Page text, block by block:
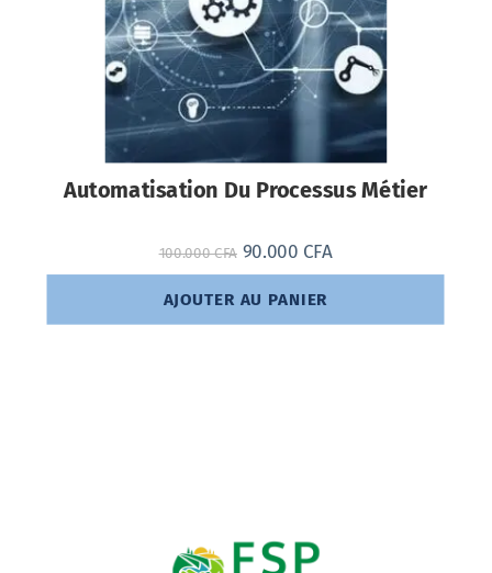
Automatisation Du Processus Métier
100.000CFA 90.000 CFA
AJOUTER AU PANIER